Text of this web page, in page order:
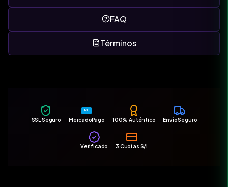
FAQ
Términos
SSL Seguro
MP
MercadoPago 100% Auténtico Envío Seguro
Verificado 3 Cuotas S/I